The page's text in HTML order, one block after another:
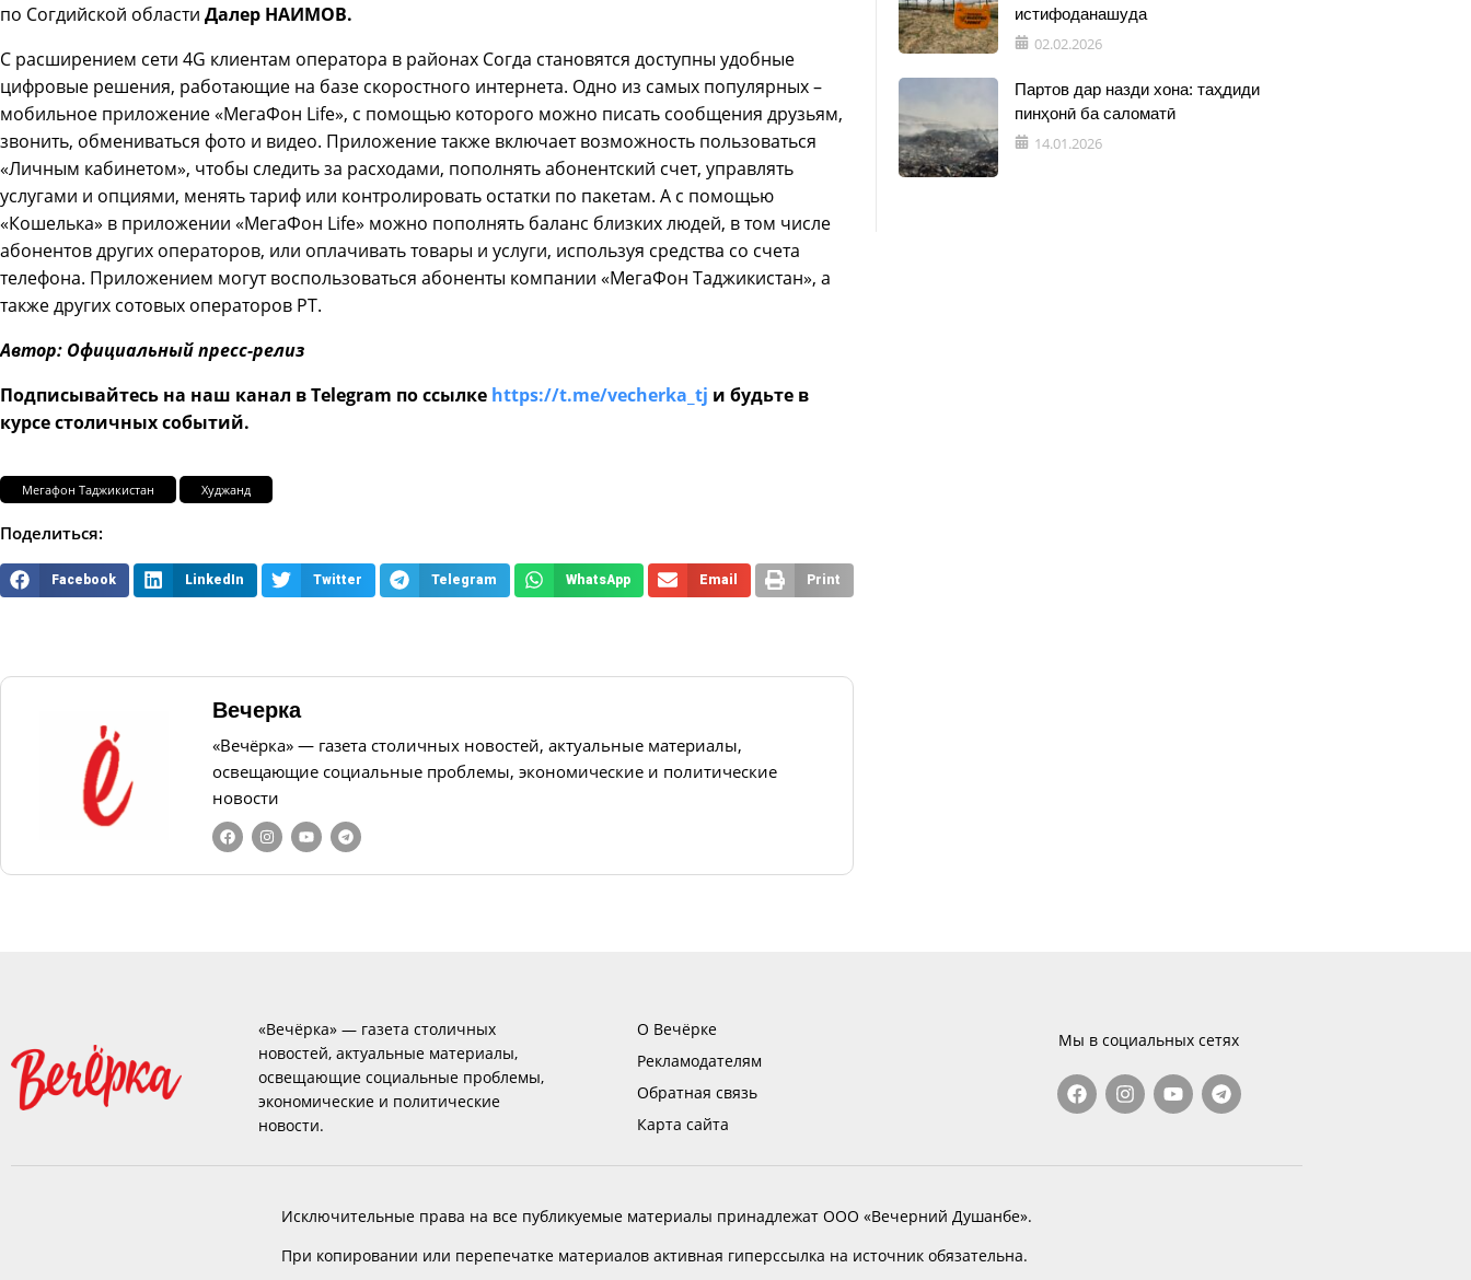
по Согдийской области Далер НАИМОВ.
С расширением сети 4G клиентам оператора в районах Согда становятся доступны удобные
цифровые решения, работающие на базе скоростного интернета. Одно из самых популярных –
мобильное приложение «МегаФон Life», с помощью которого можно писать сообщения друзьям,
звонить, обмениваться фото и видео. Приложение также включает возможность пользоваться
«Личным кабинетом», чтобы следить за расходами, пополнять абонентский счет, управлять
услугами и опциями, менять тариф или контролировать остатки по пакетам. А с помощью
«Кошелька» в приложении «МегаФон Life» можно пополнять баланс близких людей, в том числе
абонентов других операторов, или оплачивать товары и услуги, используя средства со счета
телефона. Приложением могут воспользоваться абоненты компании «МегаФон Таджикистан», а
также других сотовых операторов РТ.
Автор: Официальный пресс-релиз
Подписывайтесь на наш канал в Telegram по ссылке https://t.me/vecherka_tj и будьте в
курсе столичных событий.
Мегафон Таджикистан Худжанд
Поделиться:
Facebook LinkedIn Twitter Telegram WhatsApp Email Print
Вечерка
«Вечёрка» — газета столичных новостей, актуальные материалы,
освещающие социальные проблемы, экономические и политические
новости
истифоданашуда
02.02.2026
Партов дар назди хона: таҳдиди
пинҳонӣ ба саломатӣ
14.01.2026
«Вечёрка» — газета столичных
новостей, актуальные материалы,
освещающие социальные проблемы,
экономические и политические
новости.
О Вечёрке
Рекламодателям
Обратная связь
Карта сайта
Мы в социальных сетях
Исключительные права на все публикуемые материалы принадлежат ООО «Вечерний Душанбе».
При копировании или перепечатке материалов активная гиперссылка на источник обязательна.